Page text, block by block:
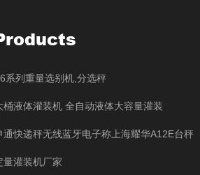
系列重量选别机,分选秤
桶液体灌装机 全自动液体大容量灌装
通快递秤无线蓝牙电子称上海耀华A12E台秤
量灌装机厂家